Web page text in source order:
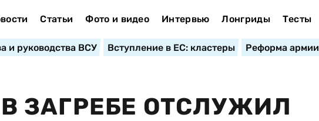
Статьи Фото и видео Интервью Лонгриды Тесты
и руководства ВСУ Вступление в ЕС: кластеры Реформа армии
ЗАГРЕБЕ ОТСЛУЖИЛ